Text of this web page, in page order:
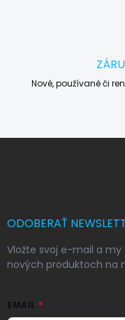
Nové, používané či
Z
ODOBERAŤ
Vložte svoj e-mail a
nových produktoch na
EMAIL